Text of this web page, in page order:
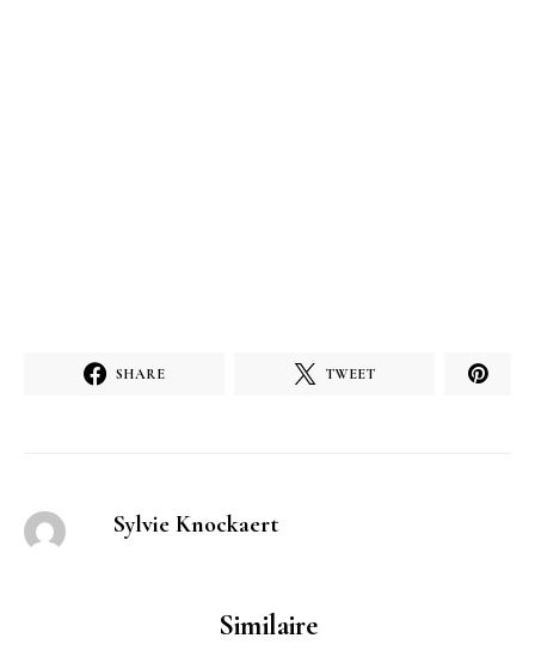
SHARE TWEET
Sylvie Knockaert
Similaire